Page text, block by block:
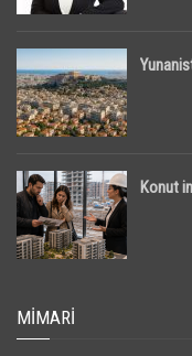
Konut
MIMARI